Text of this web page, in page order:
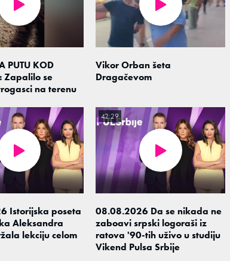
PUTU KOD
Zapalilo se
na terenu
Vikor Orban šeta
Dragačevom
Istorijska poseta
Aleksandra
lekciju celom
08.08.2026 Da se nikada ne
zaboavi srpski logoraši iz
ratova '90-tih uživo u studiju
Vikend Pulsa Srbije
42:29